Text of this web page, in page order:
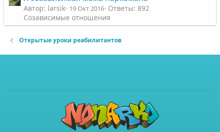
Автор: larsik 19 Окт 2016 Ответы: 892
Созависимые отношения
Открытые уроки реабилитантов